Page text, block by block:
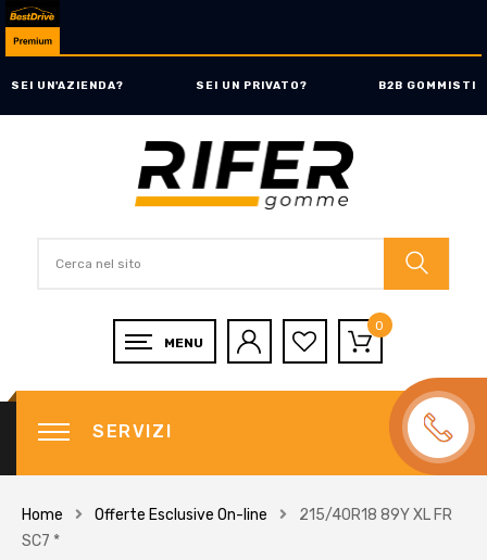
SEI UN'AZIENDA? SEI UN PRIVATO? B2B GOMMISTI
0
SERVIZI
Home Offerte Esclusive On-line
215/40R18 89Y XL FR
SC7 *